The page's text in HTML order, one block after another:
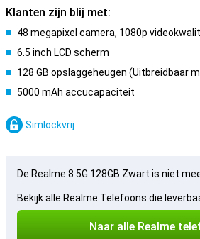
Klanten zijn blij met:
48 megapixel camera, 1080p
6.5 inch LCD scherm
128 GB opslaggeheugen (Uitbreidbaar
5000 mAh accucapaciteit
Simlockvrij
De Realme 8 5G 128GB Zwart is niet
Bekijk alle Realme Telefoons die
Naar alle Realme